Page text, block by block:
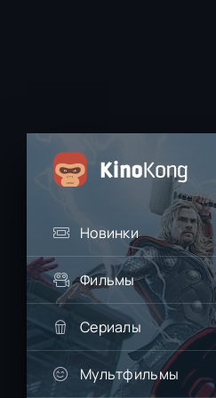
Новинки
Фильмы
Сериалы
Мультфильмы